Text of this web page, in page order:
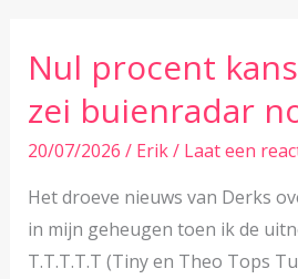
Nul procent
zei buienradar
20/07/2026 / Erik/ Laat een
Het droeve nieuws van Derks
in mijn geheugen toen ik de
T.T.T.T.T (Tiny en Theo Tops